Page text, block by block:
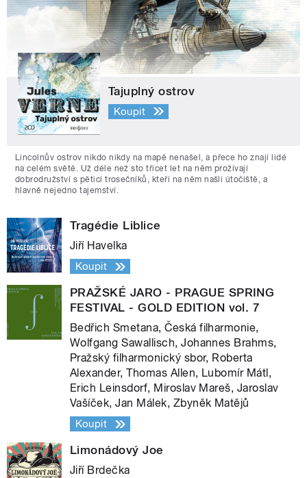
Tajuplný ostrov
Koupit
Lincolnův ostrov nikdo nikdy na mapě nenašel, a přece ho znají lidé
na celém světě. Už déle než sto třicet let na něm prožívají
dobrodružství s pěticí trosečníků, kteří na něm našli útočiště, a
hlavně nejedno tajemství.
Tragédie Liblice
Jiří Havelka
Koupit
PRAŽSKÉ JARO - PRAGUE SPRING
FESTIVAL - GOLD EDITION vol. 7
Bedřich Smetana, Česká filharmonie,
Wolfgang Sawallisch, Johannes Brahms,
Pražský filharmonický sbor, Roberta
Alexander, Thomas Allen, Lubomír Mátl,
Erich Leinsdorf, Miroslav Mareš, Jaroslav
Vašíček, Jan Málek, Zbyněk Matějů
Koupit
Limonádový Joe
Jiří Brdečka